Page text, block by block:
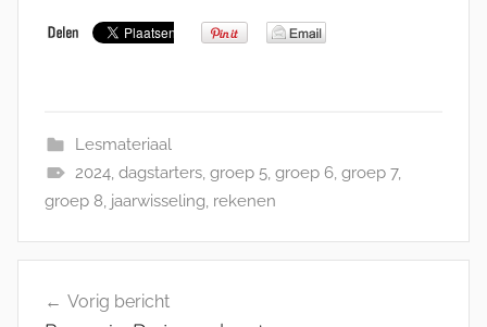
Lesmateriaal
2024, dagstarters, groep 5, groep 6, groep 7,
groep 8, jaarwisseling, rekenen
navigatie
Vorig bericht